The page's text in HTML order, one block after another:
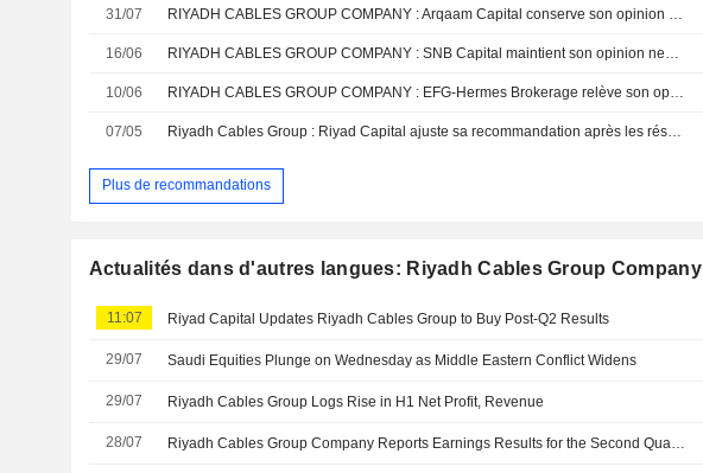
31/07
16/06
10/06
07/05
Plus de recommandations
Actualités dans d'autres langues: Riyadh Cables Group Company
11:07 Riyad Capital Updates Riyadh Cables Group to Buy Post-Q2 Results
29/07 Saudi Equities Plunge on Wednesday as Middle Eastern Conflict Widens
29/07 Riyadh Cables Group Logs Rise in H1 Net Profit, Revenue
28/07 Riyadh Cables Group Company Reports Earnings Results for the Second Quarter Ended June 30, 2026